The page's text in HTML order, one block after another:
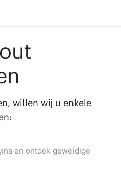
willen wij u enkele
en ontdek geweldige